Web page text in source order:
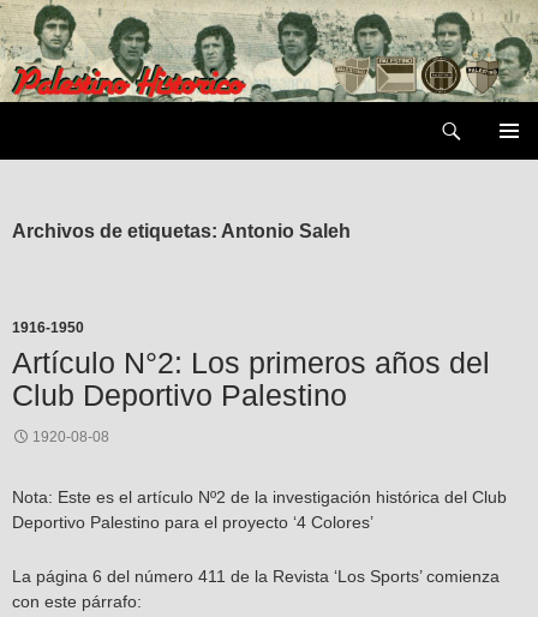
Saltar
al
contenido
Archivos de etiquetas: Antonio Saleh
1916-1950
Artículo N°2: Los primeros años del
Club Deportivo Palestino
1920-08-08
Nota: Este es el artículo Nº2 de la investigación histórica del Club
Deportivo Palestino para el proyecto ‘4 Colores’
La página 6 del número 411 de la Revista ‘Los Sports’ comienza
con este párrafo: